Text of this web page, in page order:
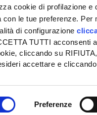
cookie di profilazione
con le tue preferenze.
di configurazione
TUTTI acconsenti
cliccando su
accettare e
Preferenze
S.r.l-Tutti i diritti